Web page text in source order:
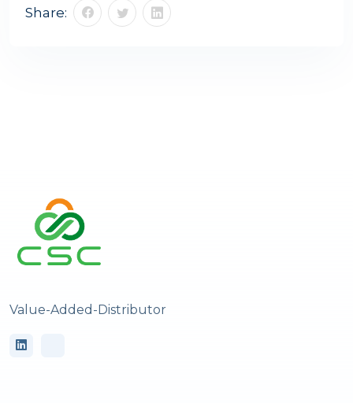
Share:
Value-Added-Distributor